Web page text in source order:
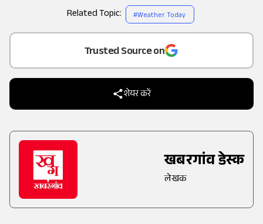
as a
Trusted Source on
शेयर करें
खबरगांव डेस्क
लेखक
Related Topic: #Weather Today